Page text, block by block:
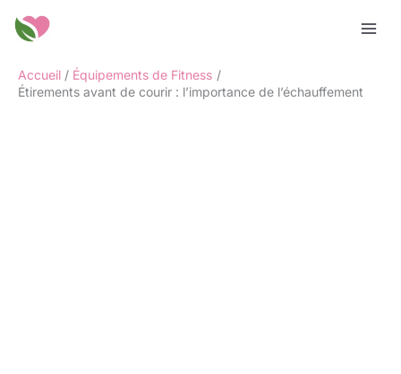
Accueil
Équipements de Fitness
Étirements avant de courir : l’importance de l’échauffement